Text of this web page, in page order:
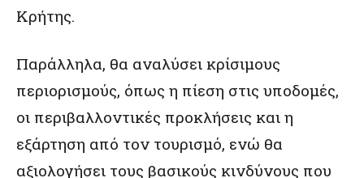
Κρήτης.
Παράλληλα, θα αναλύσει κρίσιμους
περιορισμούς, όπως η πίεση στις υποδομές,
οι περιβαλλοντικές προκλήσεις και η
εξάρτηση από τον τουρισμό, ενώ θα
αξιολογήσει τους βασικούς κινδύνους που